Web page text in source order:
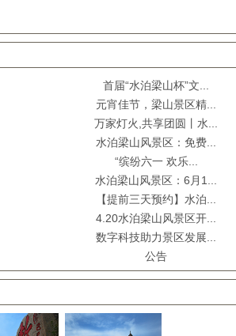
首届“水泊梁山杯”文...
元宵佳节，梁山景区精...
万家灯火,共享团圆丨水...
水泊梁山风景区：免费...
“缤纷六一 欢乐...
水泊梁山风景区：6月1...
【提前三天预约】水泊...
4.20水泊梁山风景区开...
数字科技助力景区发展...
公告